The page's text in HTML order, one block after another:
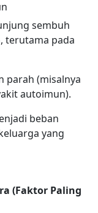
sembuh
terutama pada
parah (misalnya
autoimun).
beban
yang
(Faktor Paling